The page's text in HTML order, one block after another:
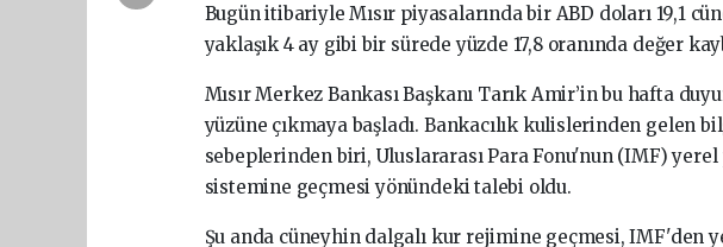
Bugün itibariyle Mısır piyasalarında bir ABD doları 19,1
yaklaşık 4 ay gibi bir sürede yüzde 17,8 oranında değer
Mısır Merkez Bankası Başkanı Tarık Amir’in bu hafta
yüzüne çıkmaya başladı. Bankacılık kulislerinden gelen
sebeplerinden biri, Uluslararası Para Fonu'nun (IMF)
sistemine geçmesi yönündeki talebi oldu.
Şu anda cüneyhin dalgalı kur rejimine geçmesi, IMF'den